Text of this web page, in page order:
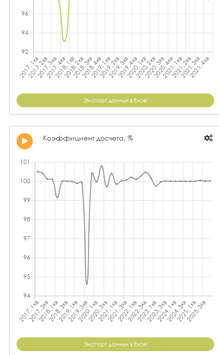
Экспорт данных в Excel
Коэффициент досчета, %
Экспорт данных в Excel